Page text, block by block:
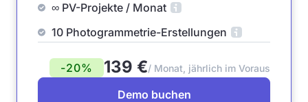
∞ PV-Projekte / Monat
10 Photogrammetrie-Erstellungen
-20% 139 €/ Monat, jährlich im Voraus
Demo buchen